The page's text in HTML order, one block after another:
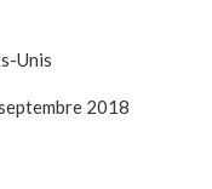
Unis
2018